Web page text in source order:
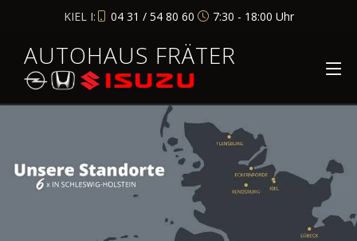
KIEL I: 04 31 / 54 80 60 7:30 - 18:00 Uhr
AUTOHAUS FRÄTER